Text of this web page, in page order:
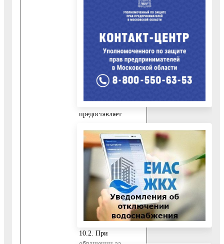
указанной в пункте
2.2.2. настоящего
регламента,
дополнительно к
документам,
указанным в пункте
10.1.1. настоящего
регламента,
предоставляет:
10.1.3.1. Архивную
выписку из домовой
книги, содержащую
информацию о
периоде
проживания
гражданина в
данном жилом
помещении.
10.2. При